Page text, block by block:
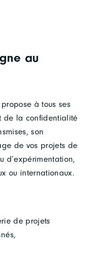
au
à tous ses
de la confidentialité
son
de vos projets de
d’expérimentation,
ou internationaux.
de projets